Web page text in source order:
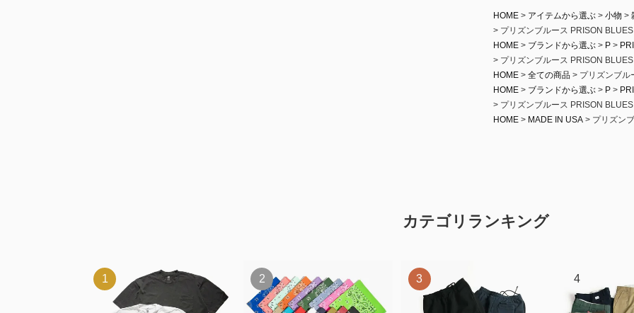
HOME アイテムから選ぶ 小物
プリズンブルース PRISON
HOME
ブランドから選ぶ P
プリズンブルース PRISON
HOME
全ての商品
プリズンブル
HOME
ブランドから選ぶ P
プリズンブルース PRISON
HOME
MADE IN USA プリズン
カテゴリランキング